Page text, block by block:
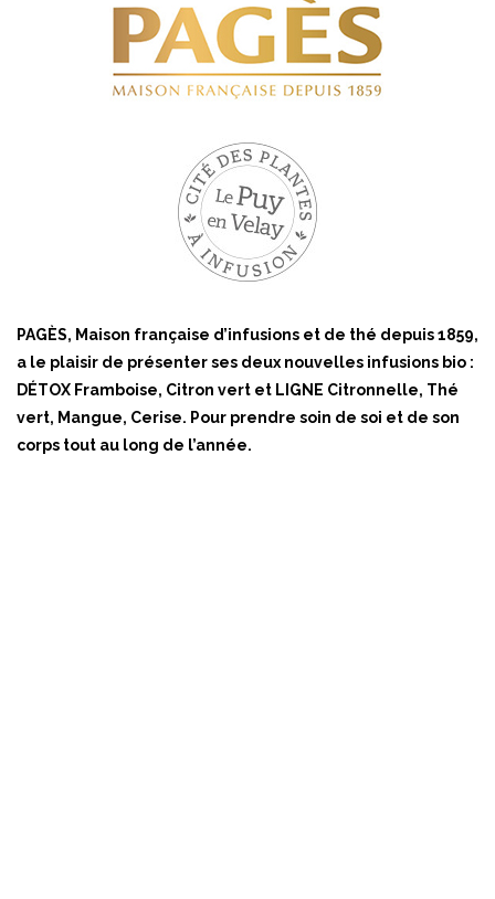
PAGÈS, Maison française d’infusions et de thé depuis 1859,
a le plaisir de présenter ses deux nouvelles infusions bio :
DÉTOX Framboise, Citron vert et LIGNE Citronnelle, Thé
vert, Mangue, Cerise. Pour prendre soin de soi et de son
corps tout au long de l’année.